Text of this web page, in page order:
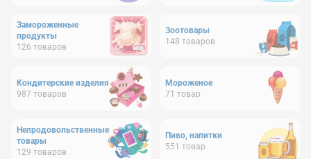
Замороженные
продукты
126 товаров
Зоотовары
148 товаров
Кондитерские изделия
987 товаров
Мороженое
71 товар
Непродовольственные
товары
129 товаров
Пиво, напитки
551 товар